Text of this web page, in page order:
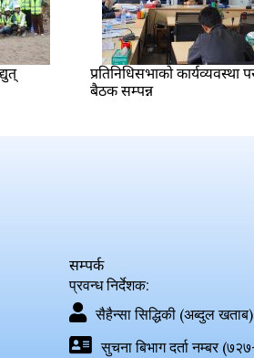
प्रतिनिधिसभाको कार्यव्यवस्था
बैठक सम्पन्न
सम्पर्क
प्रवन्ध निर्देशक:
सैहैन्सा सिद्धिकी (अब्दुल खताब)
सुचना बिभाग दर्ता नम्बर